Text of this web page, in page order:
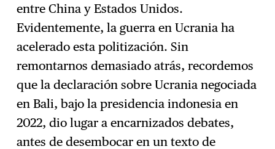
entre China y Estados Unidos.
Evidentemente, la guerra en Ucrania ha
acelerado esta politización. Sin
remontarnos demasiado atrás, recordemos
que la declaración sobre Ucrania negociada
en Bali, bajo la presidencia indonesia en
2022, dio lugar a encarnizados debates,
antes de desembocar en un texto de